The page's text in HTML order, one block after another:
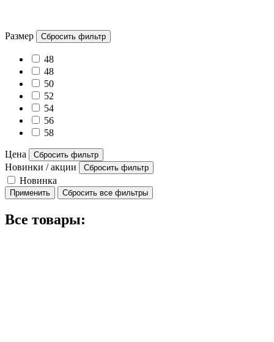
Размер Сбросить фильтр
48
48
50
52
54
56
58
Цена Сбросить фильтр
Новинки / акции Сбросить фильтр
Новинка
Применить Сбросить все фильтры
Все товары: